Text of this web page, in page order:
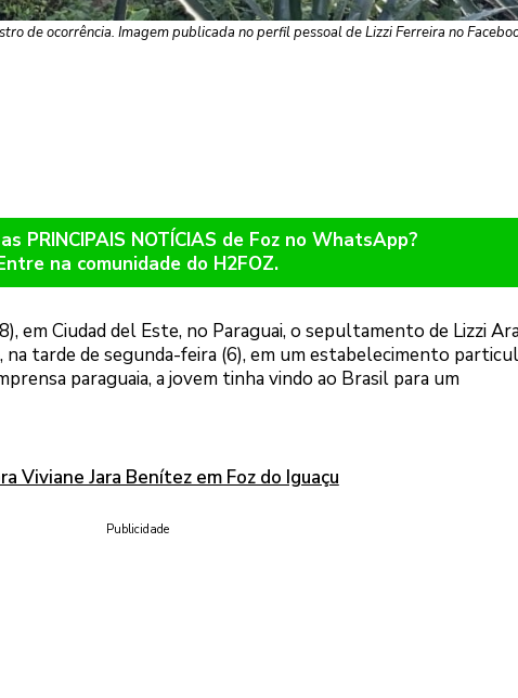
de ocorrência. Imagem publicada no perfil pessoal de Lizzi Ferreira no
PRINCIPAIS NOTÍCIAS de Foz no WhatsApp?
na comunidade do H2FOZ.
em Ciudad del Este, no Paraguai, o sepultamento de Lizzi
na tarde de segunda-feira (6), em um estabelecimento
paraguaia, a jovem tinha vindo ao Brasil para um
Viviane Jara Benítez em Foz do Iguaçu
Publicidade